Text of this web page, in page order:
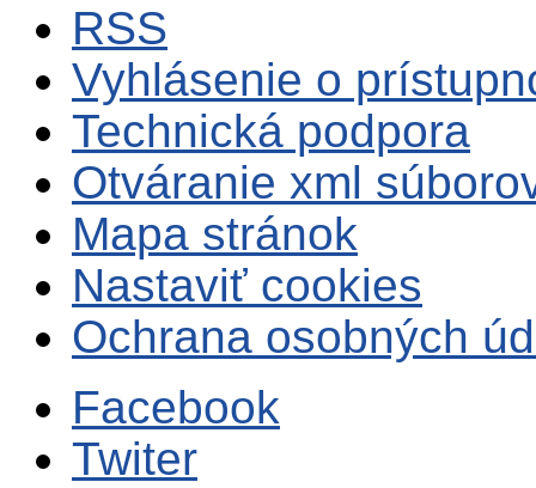
RSS
Vyhlásenie o
Technická podpora
Otváranie xml
Mapa stránok
Nastaviť cookies
Ochrana osobných
Facebook
Twiter